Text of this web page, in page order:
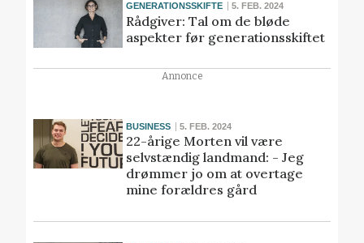
GENERATIONSSKIFTE 5. FEB. 2024
Rådgiver: Tal om de bløde
aspekter før generationsskiftet
Annonce
BUSINESS 5. FEB. 2024
22-årige Morten vil være
selvstændig landmand: - Jeg
drømmer jo om at overtage
mine forældres gård